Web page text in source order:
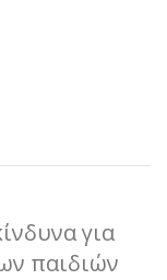
για
παιδιών